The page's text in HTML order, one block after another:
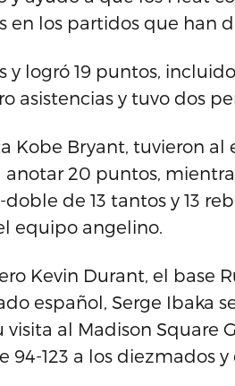
en los partidos que han
y logró 19 puntos,
asistencias y tuvo dos
Kobe Bryant, tuvieron
20 puntos,
de 13 tantos y 13
equipo angelino.
Kevin Durant, el base
español, Serge Ibaka
al Madison Square
94-123 a los diezmados